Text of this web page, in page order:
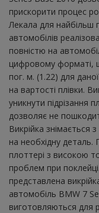
прискорити процес
Лекала для найбільш
автомобілів
повністю на
цифровому форматі,
пог. м. (1.22) для
на вартості плівки.
уникнути підрізання
дозволяє не
Викрійка знімається
на необхідну деталь.
плоттері з високою
проблем при
представлена
автомобіль BMW 7
виготовляються для